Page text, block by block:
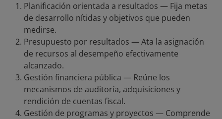
Planificación orientada a resultados — Fija metas
de desarrollo nítidas y objetivos que pueden
medirse.
Presupuesto por resultados — Ata la asignación
de recursos al desempeño efectivamente
alcanzado.
Gestión financiera pública — Reúne los
mecanismos de auditoría, adquisiciones y
rendición de cuentas fiscal.
Gestión de programas y proyectos — Comprende